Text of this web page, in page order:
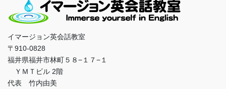
イマージョン英会話教室
〒910-0828
福井県福井市林町５８−１７−１
ＹＭＴビル 2階
代表 竹内由美